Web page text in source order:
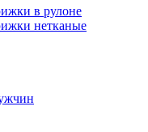
в рулоне
нетканые